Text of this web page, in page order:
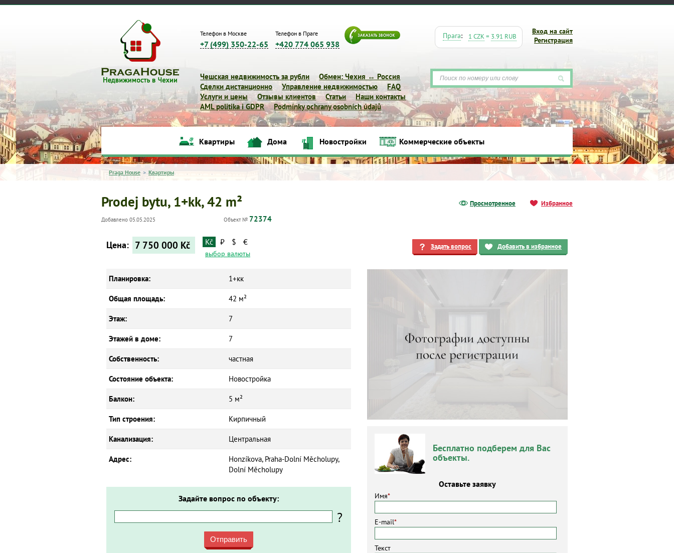
Телефон в Москве
+7 (499) 350-22-65
Телефон в Праге
+420 774 065 938
Вход на сайт
Регистрация
Прага: 1 CZK= 3.91 RUB
Чешская недвижимость за рубли
Обмен: Чехия ↔ Россия
Сделки дистанционно
Управление недвижимостью
FAQ
Услуги и цены
Отзывы клиентов Статьи
Наши контакты
AML politika i GDPR
Podmínky ochrany osobních údajů
Квартиры Дома Новостройки Коммерческие объекты
Praga House > Квартиры
Просмотренное Избранное
Prodej bytu, 1+kk, 42 m²
Добавлено 05.05.2025 Объект № 72374
Задать вопрос Добавить в избранное
Бесплатно подберем для Вас
объекты.
Оставьте заявку
Имя*
E-mail*
Текст
Цена: 7 750 000 Kč Kč ₽ $ €
выбор валюты
Планировка: 1+кк
Общая площадь: 42 м²
Этаж: 7
Этажей в доме: 7
Собственность: частная
Состояние объекта: Новостройка
Балкон: 5 м²
Тип строения: Кирпичный
Канализация: Центральная
Адрес:
Honzíkova, Praha-Dolní Měcholupy,
Dolní Měcholupy
Задайте вопрос по объекту:
?
Отправить